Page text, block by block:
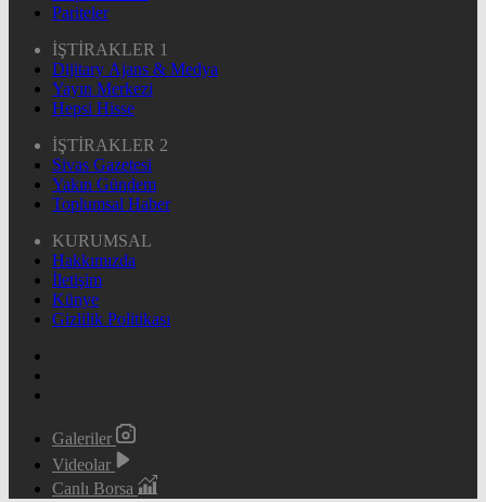
Pariteler
İŞTİRAKLER 1
Dijitary Ajans & Medya
Yayın Merkezi
Hepsi Hisse
İŞTİRAKLER 2
Sivas Gazetesi
Yakın Gündem
Toplumsal Haber
KURUMSAL
Hakkımızda
İletişim
Künye
Gizlilik Politikası
Galeriler
Videolar
Canlı Borsa